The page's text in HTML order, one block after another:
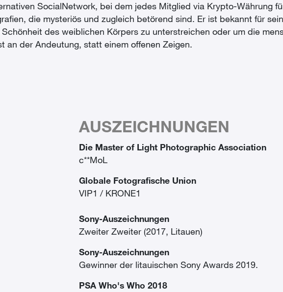
SocialNetwork, bei dem jedes Mitglied via Krypto-Währung
die mysteriös und zugleich betörend sind. Er ist bekannt für
des weiblichen Körpers zu unterstreichen oder um die
an der Andeutung, statt einem offenen Zeigen.
AUSZEICHNUNGEN
Die Master of Light Photographic Association
c**MoL
Globale Fotografische Union
VIP1 / KRONE1
Sony-Auszeichnungen
Zweiter Zweiter (2017, Litauen)
Sony-Auszeichnungen
Gewinner der litauischen Sony Awards 2019.
PSA Who's Who 2018